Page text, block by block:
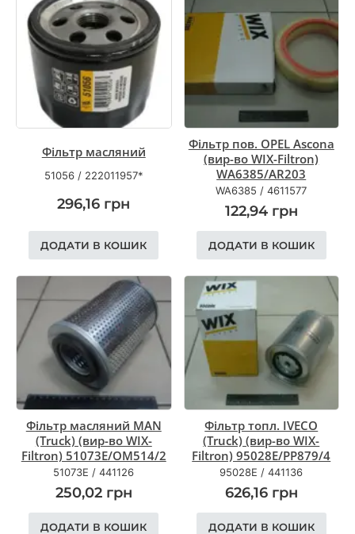
Фільтр масляний
51056/ 222011957*
296,16 грн
ДОДАТИ В КОШИК
Фільтр пов. OPEL Ascona
(вир-во WIX-Filtron)
WA6385/AR203
WA6385 /4611577
122,94 грн
ДОДАТИ В КОШИК
Фільтр масляний MAN
(Truck) (вир-во WIX-
Filtron) 51073E/OM514/2
51073E /441126
250,02 грн
ДОДАТИ В КОШИК
Фільтр топл. IVECO
(Truck) (вир-во WIX-
Filtron) 95028E/PP879/4
95028E /441136
626,16 грн
ДОДАТИ В КОШИК